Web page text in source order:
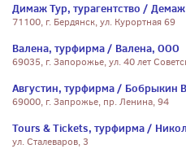
Димаж Тур, турагентство /
71100, г. Бердянск, ул. Курортная 69
Валена, турфирма / Валена, ООО
69035, г. Запорожье, ул. 40 лет
Августин, турфирма / Бобрыкин
69000, г. Запрожье, пр. Ленина, 94
Tours & Tickets, турфирма /
ул. Сталеваров, 3